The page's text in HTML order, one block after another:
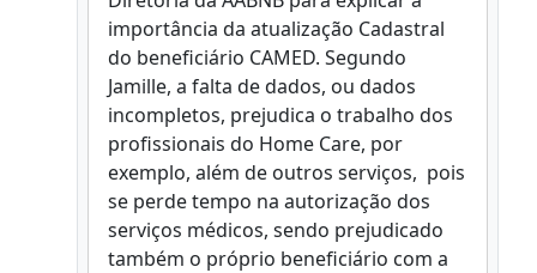
importância da atualização Cadastral
do beneficiário CAMED. Segundo
Jamille, a falta de dados, ou dados
incompletos, prejudica o trabalho dos
profissionais do Home Care, por
exemplo, além de outros serviços, pois
se perde tempo na autorização dos
serviços médicos, sendo prejudicado
também o próprio beneficiário com a